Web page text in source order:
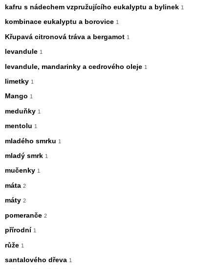
kafru s nádechem vzpružujícího eukalyptu a bylinek 1
kombinace eukalyptu a borovice 1
Křupavá citronová tráva a bergamot 1
levandule 1
levandule, mandarinky a cedrového oleje 1
limetky 1
Mango 1
meduňky 1
mentolu 1
mladého smrku 1
mladý smrk 1
mučenky 1
máta 2
máty 2
pomeranče 2
přírodní 1
růže 1
santalového dřeva 1